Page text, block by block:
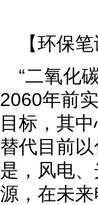
【环保笔
“二氧化
2060年前
目标，其
替代目前
是，风电
源，在未